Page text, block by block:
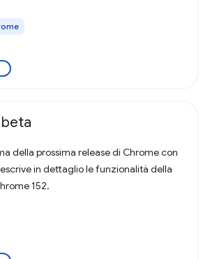
della prossima release di Chrome con
in dettaglio le funzionalità della
152.